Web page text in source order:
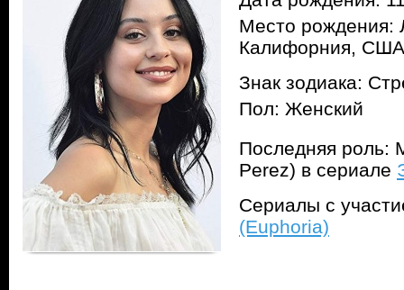
Место рождения:
Калифорния, США
Знак зодиака:
Пол: Женский
Последняя роль:
Perez) в сериале
Сериалы с
(Euphoria)